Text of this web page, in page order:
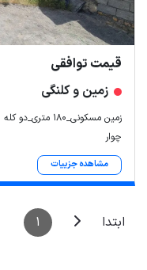
قیمت توافقی
زمین و کلنگی
زمین مسکونی_۱۸۰ متری_دو کله
چوار
مشاهده جزییات
ابتدا 1